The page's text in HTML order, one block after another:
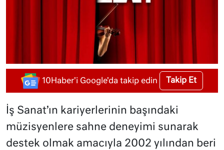
10Haber'i Google'da takip edin Takip Et
İş Sanat’ın kariyerlerinin başındaki
müzisyenlere sahne deneyimi sunarak
destek olmak amacıyla 2002 yılından beri